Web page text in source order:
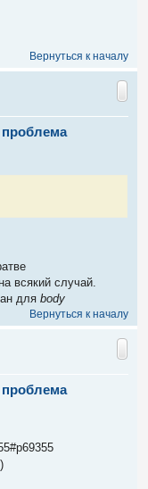
Вернуться к началу
проблема
всякий случай.
для body
Вернуться к началу
проблема